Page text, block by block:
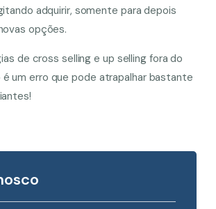
adquirir, somente para depois
opções.
de cross selling e up selling fora do
um erro que pode atrapalhar bastante